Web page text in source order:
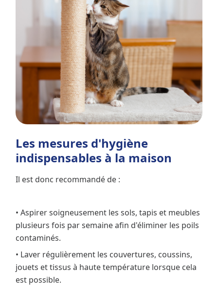
Les mesures d'hygiène
indispensables à la maison
Il est donc recommandé de :
• Aspirer soigneusement les sols, tapis et meubles
plusieurs fois par semaine afin d'éliminer les poils
contaminés.
• Laver régulièrement les couvertures, coussins,
jouets et tissus à haute température lorsque cela
est possible.